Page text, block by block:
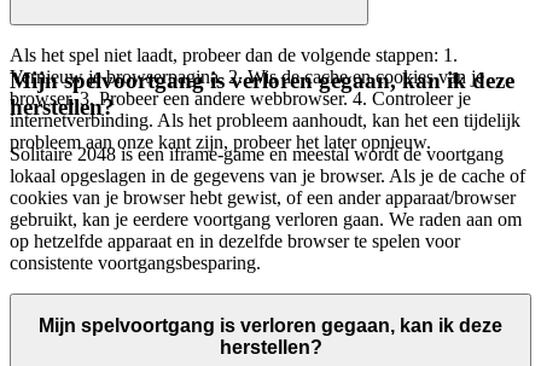
Als het spel niet laadt, probeer dan de volgende stappen: 1.
Vernieuw je browserpagina. 2. Wis de cache en cookies van je
browser. 3. Probeer een andere webbrowser. 4. Controleer je
internetverbinding. Als het probleem aanhoudt, kan het een tijdelijk
probleem aan onze kant zijn, probeer het later opnieuw.
Mijn spelvoortgang is verloren gegaan, kan ik deze
herstellen?
Solitaire 2048 is een iframe-game en meestal wordt de voortgang
lokaal opgeslagen in de gegevens van je browser. Als je de cache of
cookies van je browser hebt gewist, of een ander apparaat/browser
gebruikt, kan je eerdere voortgang verloren gaan. We raden aan om
op hetzelfde apparaat en in dezelfde browser te spelen voor
consistente voortgangsbesparing.
Mijn spelvoortgang is verloren gegaan, kan ik deze
herstellen?